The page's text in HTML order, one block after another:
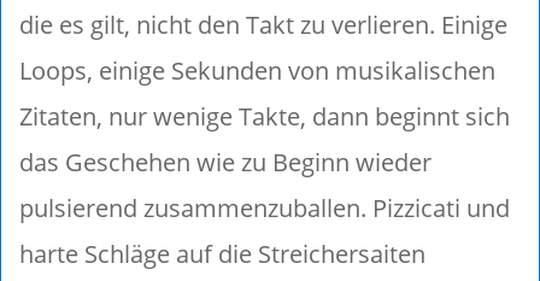
die es gilt, nicht den Takt zu verlieren. Einige
Loops, einige Sekunden von musikalischen
Zitaten, nur wenige Takte, dann beginnt sich
das Geschehen wie zu Beginn wieder
pulsierend zusammenzuballen. Pizzicati und
harte Schläge auf die Streichersaiten